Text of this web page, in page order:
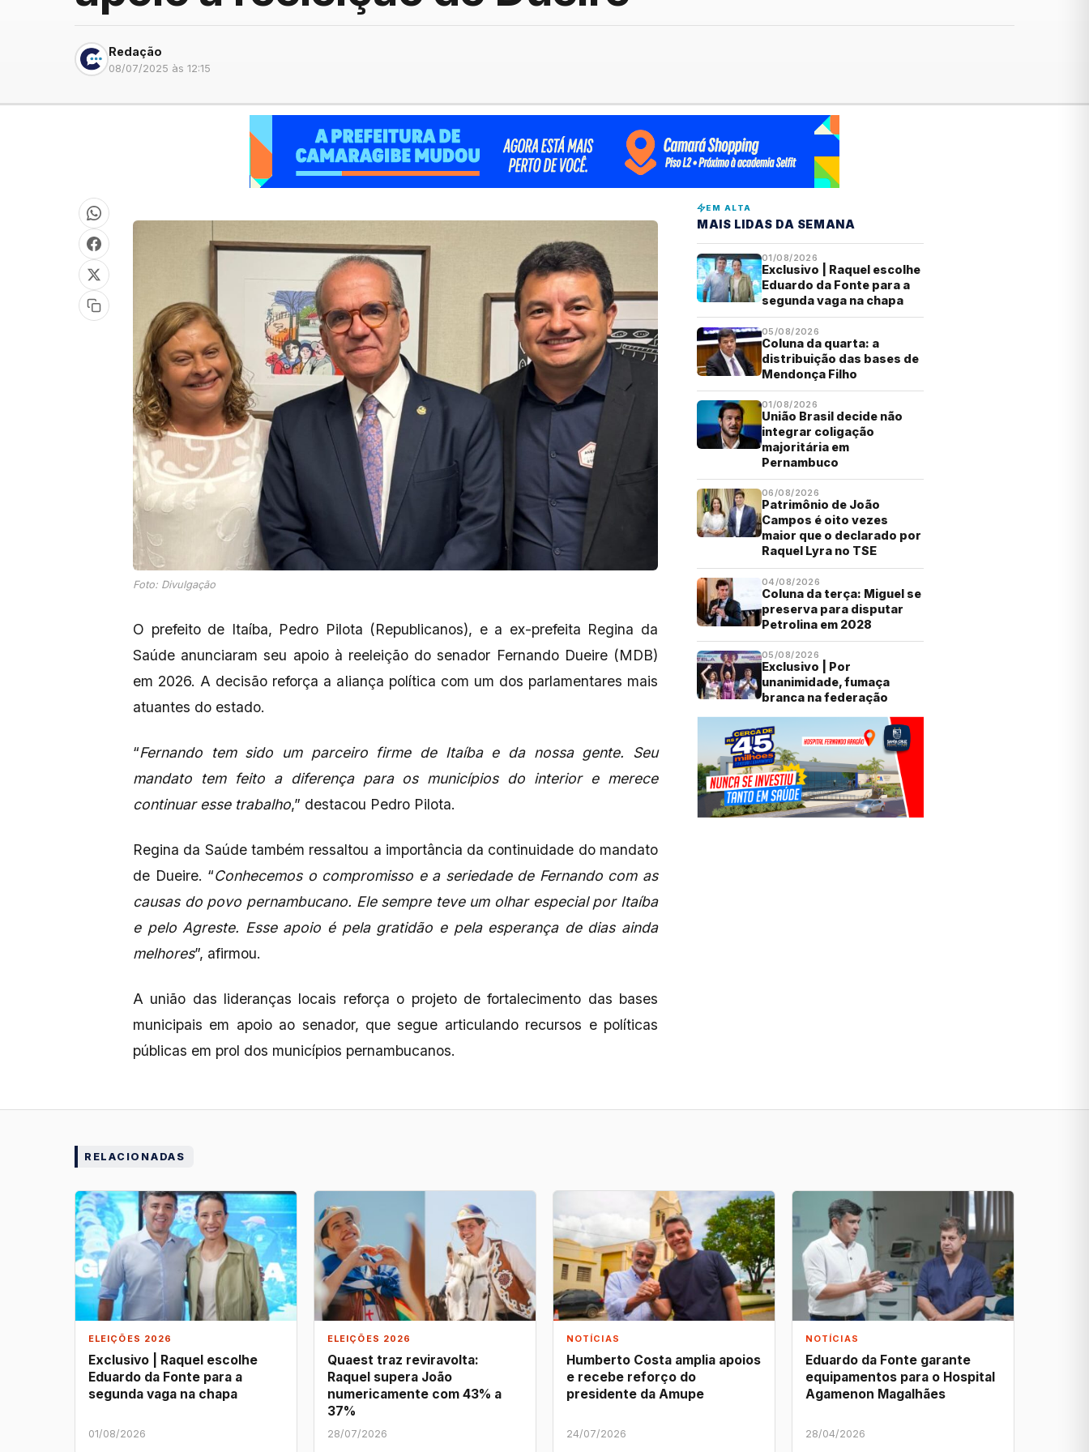
Redação
08/07/2025 às 12:15
Foto: Divulgação
O prefeito de Itaíba, Pedro Pilota (Republicanos), e a ex-prefeita Regina da
Saúde anunciaram seu apoio à reeleição do senador Fernando Dueire (MDB)
em 2026. A decisão reforça a aliança política com um dos parlamentares mais
atuantes do estado.
“Fernando tem sido um parceiro firme de Itaíba e da nossa gente. Seu
mandato tem feito a diferença para os municípios do interior e merece
continuar esse trabalho,” destacou Pedro Pilota.
Regina da Saúde também ressaltou a importância da continuidade do mandato
de Dueire. “Conhecemos o compromisso e a seriedade de Fernando com as
causas do povo pernambucano. Ele sempre teve um olhar especial por Itaíba
e pelo Agreste. Esse apoio é pela gratidão e pela esperança de dias ainda
melhores”, afirmou.
A união das lideranças locais reforça o projeto de fortalecimento das bases
municipais em apoio ao senador, que segue articulando recursos e políticas
públicas em prol dos municípios pernambucanos.
EM ALTA
MAIS LIDAS DA SEMANA
01/08/2026
Exclusivo | Raquel escolhe
Eduardo da Fonte para a
segunda vaga na chapa
05/08/2026
Coluna da quarta: a
distribuição das bases de
Mendonça Filho
01/08/2026
União Brasil decide não
integrar coligação
majoritária em
Pernambuco
06/08/2026
Patrimônio de João
Campos é oito vezes
maior que o declarado por
Raquel Lyra no TSE
04/08/2026
Coluna da terça: Miguel se
preserva para disputar
Petrolina em 2028
05/08/2026
Exclusivo | Por
unanimidade, fumaça
branca na federação
RELACIONADAS
ELEIÇÕES 2026
Exclusivo | Raquel escolhe
Eduardo da Fonte para a
segunda vaga na chapa
01/08/2026
ELEIÇÕES 2026
Quaest traz reviravolta:
Raquel supera João
numericamente com 43% a
37%
28/07/2026
NOTÍCIAS
Humberto Costa amplia apoios
e recebe reforço do
presidente da Amupe
24/07/2026
NOTÍCIAS
Eduardo da Fonte garante
equipamentos para o Hospital
Agamenon Magalhães
28/04/2026